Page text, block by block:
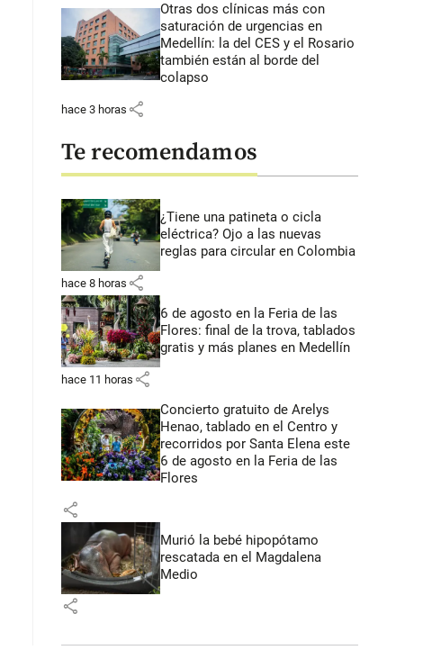
Otras dos clínicas más con
saturación de urgencias en
Medellín: la del CES y el Rosario
también están al borde del
colapso
hace 3 horas share
Te recomendamos
¿Tiene una patineta o cicla
eléctrica? Ojo a las nuevas
reglas para circular en Colombia
hace 8 horas share
6 de agosto en la Feria de las
Flores: final de la trova, tablados
gratis y más planes en Medellín
hace 11 horas share
Concierto gratuito de Arelys
Henao, tablado en el Centro y
recorridos por Santa Elena este
6 de agosto en la Feria de las
Flores
share
Murió la bebé hipopótamo
rescatada en el Magdalena
Medio
share